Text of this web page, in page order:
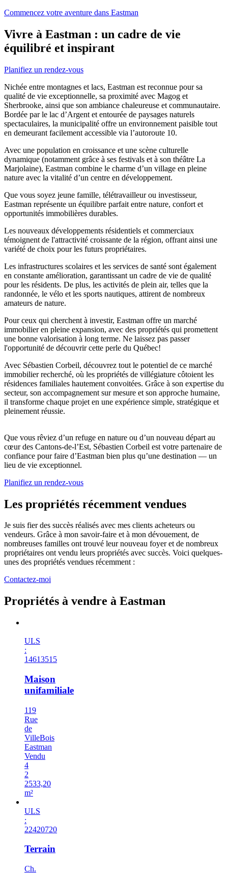
Commencez votre aventure dans Eastman
Vivre à Eastman : un cadre de vie
équilibré et inspirant
Planifiez un rendez-vous
Nichée entre montagnes et lacs, Eastman est reconnue pour sa
qualité de vie exceptionnelle, sa proximité avec Magog et
Sherbrooke, ainsi que son ambiance chaleureuse et communautaire.
Bordée par le lac d’Argent et entourée de paysages naturels
spectaculaires, la municipalité offre un environnement paisible tout
en demeurant facilement accessible via l’autoroute 10.
Avec une population en croissance et une scène culturelle
dynamique (notamment grâce à ses festivals et à son théâtre La
Marjolaine), Eastman combine le charme d’un village en pleine
nature avec la vitalité d’un centre en développement.
Que vous soyez jeune famille, télétravailleur ou investisseur,
Eastman représente un équilibre parfait entre nature, confort et
opportunités immobilières durables.
Les nouveaux développements résidentiels et commerciaux
témoignent de l'attractivité croissante de la région, offrant ainsi une
variété de choix pour les futurs propriétaires.
Les infrastructures scolaires et les services de santé sont également
en constante amélioration, garantissant un cadre de vie de qualité
pour les résidents. De plus, les activités de plein air, telles que la
randonnée, le vélo et les sports nautiques, attirent de nombreux
amateurs de nature.
Pour ceux qui cherchent à investir, Eastman offre un marché
immobilier en pleine expansion, avec des propriétés qui promettent
une bonne valorisation à long terme. Ne laissez pas passer
l'opportunité de découvrir cette perle du Québec!
Avec Sébastien Corbeil, découvrez tout le potentiel de ce marché
immobilier recherché, où les propriétés de villégiature côtoient les
résidences familiales hautement convoitées. Grâce à son expertise du
secteur, son accompagnement sur mesure et son approche humaine,
il transforme chaque projet en une expérience simple, stratégique et
pleinement réussie.
Que vous rêviez d’un refuge en nature ou d’un nouveau départ au
cœur des Cantons-de-l’Est, Sébastien Corbeil est votre partenaire de
confiance pour faire d’Eastman bien plus qu’une destination — un
lieu de vie exceptionnel.
Planifiez un rendez-vous
Les propriétés récemment vendues
Je suis fier des succès réalisés avec mes clients acheteurs ou
vendeurs. Grâce à mon savoir-faire et à mon dévouement, de
nombreuses familles ont trouvé leur nouveau foyer et de nombreux
propriétaires ont vendu leurs propriétés avec succès. Voici quelques-
unes des propriétés vendues récemment :
Contactez-moi
Propriétés à vendre à Eastman
ULS
:
14613515
Maison
unifamiliale
119
Rue
de
VilleBois
Eastman
Vendu
4
2
2533,20
m²
ULS
:
22420720
Terrain
Ch.